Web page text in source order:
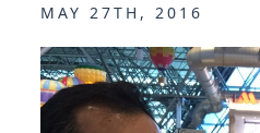
MAY 27TH, 2016